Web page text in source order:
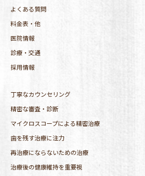
よくある質問
料金表・他
医院情報
診療・交通
採用情報
丁寧なカウンセリング
精密な審査・診断
マイクロスコープによる精密治療
歯を残す治療に注力
再治療にならないための治療
治療後の健康維持を重要視